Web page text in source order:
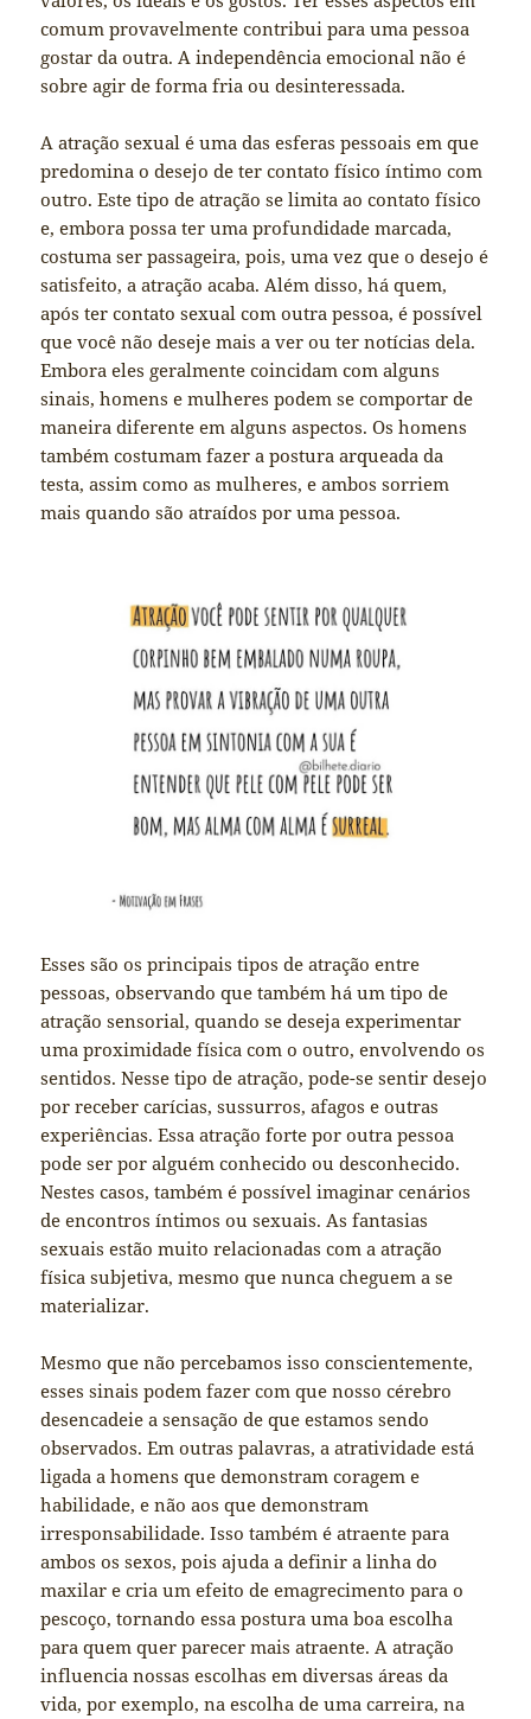
comum provavelmente contribui para uma pessoa
gostar da outra. A independência emocional não é
sobre agir de forma fria ou desinteressada.
A atração sexual é uma das esferas pessoais em que
predomina o desejo de ter contato físico íntimo com
outro. Este tipo de atração se limita ao contato físico
e, embora possa ter uma profundidade marcada,
costuma ser passageira, pois, uma vez que o desejo é
satisfeito, a atração acaba. Além disso, há quem,
após ter contato sexual com outra pessoa, é possível
que você não deseje mais a ver ou ter notícias dela.
Embora eles geralmente coincidam com alguns
sinais, homens e mulheres podem se comportar de
maneira diferente em alguns aspectos. Os homens
também costumam fazer a postura arqueada da
testa, assim como as mulheres, e ambos sorriem
mais quando são atraídos por uma pessoa.
Esses são os principais tipos de atração entre
pessoas, observando que também há um tipo de
atração sensorial, quando se deseja experimentar
uma proximidade física com o outro, envolvendo os
sentidos. Nesse tipo de atração, pode-se sentir desejo
por receber carícias, sussurros, afagos e outras
experiências. Essa atração forte por outra pessoa
pode ser por alguém conhecido ou desconhecido.
Nestes casos, também é possível imaginar cenários
de encontros íntimos ou sexuais. As fantasias
sexuais estão muito relacionadas com a atração
física subjetiva, mesmo que nunca cheguem a se
materializar.
Mesmo que não percebamos isso conscientemente,
esses sinais podem fazer com que nosso cérebro
desencadeie a sensação de que estamos sendo
observados. Em outras palavras, a atratividade está
ligada a homens que demonstram coragem e
habilidade, e não aos que demonstram
irresponsabilidade. Isso também é atraente para
ambos os sexos, pois ajuda a definir a linha do
maxilar e cria um efeito de emagrecimento para o
pescoço, tornando essa postura uma boa escolha
para quem quer parecer mais atraente. A atração
influencia nossas escolhas em diversas áreas da
vida, por exemplo, na escolha de uma carreira, na